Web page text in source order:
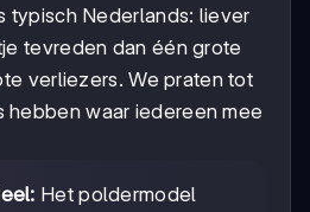
typisch Nederlands: liever
tevreden dan één grote
verliezers. We praten tot
hebben waar iedereen mee
Het poldermodel